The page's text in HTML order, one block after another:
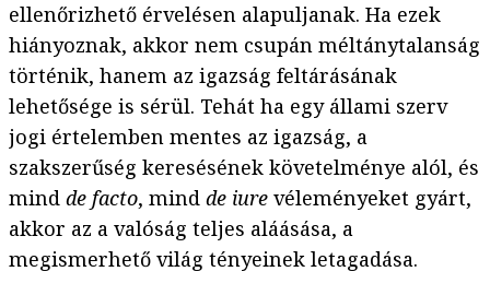
ellenőrizhető érvelésen alapuljanak. Ha ezek
hiányoznak, akkor nem csupán méltánytalanság
történik, hanem az igazság feltárásának
lehetősége is sérül. Tehát ha egy állami szerv
jogi értelemben mentes az igazság, a
szakszerűség keresésének követelménye alól, és
mind de facto, mind de iure véleményeket gyárt,
akkor az a valóság teljes aláásása, a
megismerhető világ tényeinek letagadása.